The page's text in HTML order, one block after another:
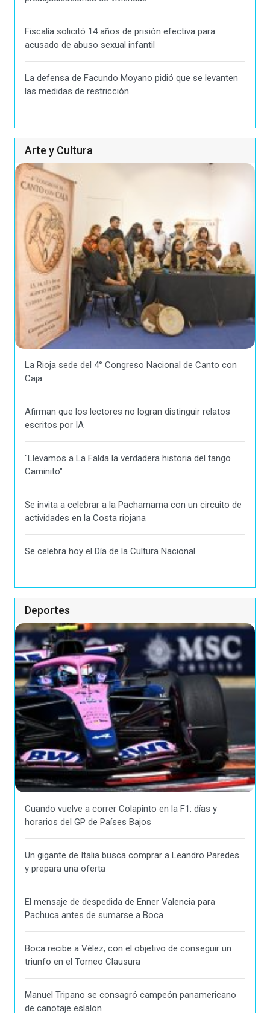
Fiscalía solicitó 14 años de prisión efectiva para
acusado de abuso sexual infantil
La defensa de Facundo Moyano pidió que se levanten
las medidas de restricción
Arte y Cultura
La Rioja sede del 4° Congreso Nacional de Canto con
Caja
Afirman que los lectores no logran distinguir relatos
escritos por IA
"Llevamos a La Falda la verdadera historia del tango
Caminito"
Se invita a celebrar a la Pachamama con un circuito de
actividades en la Costa riojana
Se celebra hoy el Día de la Cultura Nacional
Deportes
Cuando vuelve a correr Colapinto en la F1: días y
horarios del GP de Países Bajos
Un gigante de Italia busca comprar a Leandro Paredes
y prepara una oferta
El mensaje de despedida de Enner Valencia para
Pachuca antes de sumarse a Boca
Boca recibe a Vélez, con el objetivo de conseguir un
triunfo en el Torneo Clausura
Manuel Tripano se consagró campeón panamericano
de canotaje eslalon